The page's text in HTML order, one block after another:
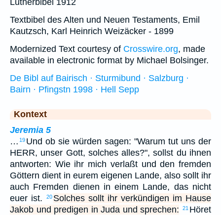
Textbibel des Alten und Neuen Testaments, Emil
Kautzsch, Karl Heinrich Weizäcker - 1899
Modernized Text courtesy of Crosswire.org, made
available in electronic format by Michael Bolsinger.
De Bibl auf Bairisch · Sturmibund · Salzburg ·
Bairn · Pfingstn 1998 · Hell Sepp
Kontext
Jeremia 5
… 19 Und ob sie würden sagen: "Warum tut uns der
HERR, unser Gott, solches alles?", sollst du ihnen
antworten: Wie ihr mich verlaßt und den fremden
Göttern dient in eurem eigenen Lande, also sollt ihr
auch Fremden dienen in einem Lande, das nicht
euer ist.
20 Solches sollt ihr verkündigen im Hause
Jakob und predigen in Juda und sprechen:
21 Höret